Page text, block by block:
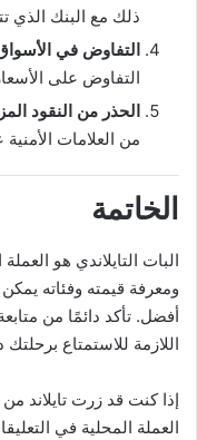
ذلك مع البنك الذي
التفاوض في
التفاوض على
الحذر من النقود
من العلامات
الخاتمة
البات التايلاندي هو
ومعرفة قيمته وفئاته
أفضل. تأكد دائمًا من
اللازمة للاستمتاع
إذا كنت قد زرت تايلاند
العملة المحلية في